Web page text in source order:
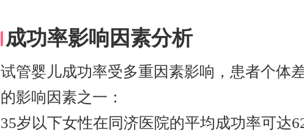
成功率影响因素分析
试管婴儿成功率受多重因素影响，患者个体
的影响因素之一：
35岁以下女性在同济医院的平均成功率可达